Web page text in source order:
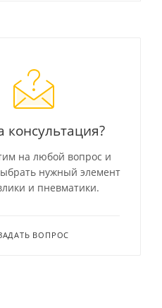
консультация?
на любой вопрос и
нужный элемент
и пневматики.
ВОПРОС